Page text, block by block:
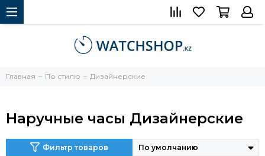
Главная По стилю Дизайнерские
Наручные часы Дизайнерские
Фильтр товаров